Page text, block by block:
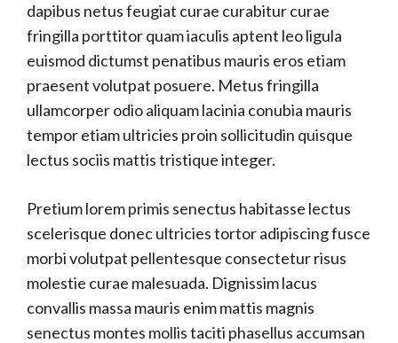
dapibus netus feugiat curae curabitur curae
fringilla porttitor quam iaculis aptent leo ligula
euismod dictumst penatibus mauris eros etiam
praesent volutpat posuere. Metus fringilla
ullamcorper odio aliquam lacinia conubia mauris
tempor etiam ultricies proin sollicitudin quisque
lectus sociis mattis tristique integer.
Pretium lorem primis senectus habitasse lectus
scelerisque donec ultricies tortor adipiscing fusce
morbi volutpat pellentesque consectetur risus
molestie curae malesuada. Dignissim lacus
convallis massa mauris enim mattis magnis
senectus montes mollis taciti phasellus accumsan